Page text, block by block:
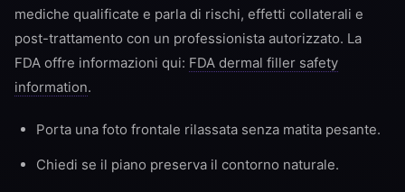
mediche qualificate e parla di rischi, effetti collaterali e
post-trattamento con un professionista autorizzato. La
FDA offre informazioni qui: FDA dermal filler safety
information.
Porta una foto frontale rilassata senza matita pesante.
Chiedi se il piano preserva il contorno naturale.